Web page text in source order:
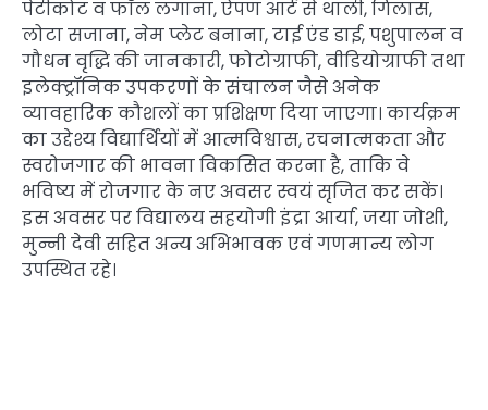
पेटीकोट व फॉल लगाना, ऐपण आर्ट से थाली, गिलास,
लोटा सजाना, नेम प्लेट बनाना, टाई एंड डाई, पशुपालन व
गौधन वृद्धि की जानकारी, फोटोग्राफी, वीडियोग्राफी तथा
इलेक्ट्रॉनिक उपकरणों के संचालन जैसे अनेक
व्यावहारिक कौशलों का प्रशिक्षण दिया जाएगा। कार्यक्रम
का उद्देश्य विद्यार्थियों में आत्मविश्वास, रचनात्मकता और
स्वरोजगार की भावना विकसित करना है, ताकि वे
भविष्य में रोजगार के नए अवसर स्वयं सृजित कर सकें।
इस अवसर पर विद्यालय सहयोगी इंद्रा आर्या, जया जोशी,
मुन्नी देवी सहित अन्य अभिभावक एवं गणमान्य लोग
उपस्थित रहे।